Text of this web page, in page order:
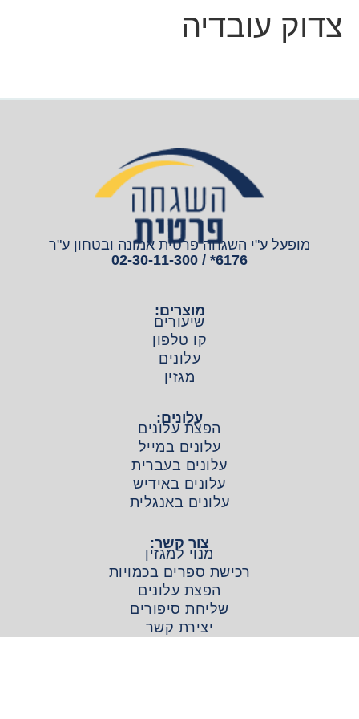
צדוק עובדיה
מופעל ע"י השגחה פרטית אמונה ובטחון ע"ר
6176* / 02-30-11-300
מוצרים:
שיעורים
קו טלפון
עלונים
מגזין
עלונים:
הפצת עלונים
עלונים במייל
עלונים בעברית
עלונים באידיש
עלונים באנגלית
צור קשר:
מנוי למגזין
רכישת ספרים בכמויות
הפצת עלונים
שליחת סיפורים
יצירת קשר